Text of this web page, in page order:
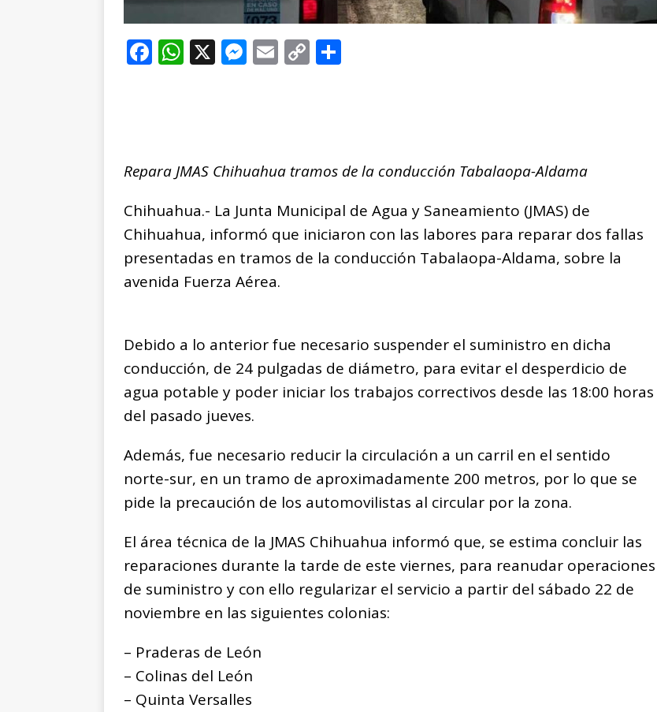
F
o
o
k
W
p
p
X M
g
e
r
E C
n
k
ti
r
Repara JMAS Chihuahua tramos de la conducción Tabalaopa-Aldama
Chihuahua.- La Junta Municipal de Agua y Saneamiento (JMAS) de
Chihuahua, informó que iniciaron con las labores para reparar dos fallas
presentadas en tramos de la conducción Tabalaopa-Aldama, sobre la
avenida Fuerza Aérea.
Debido a lo anterior fue necesario suspender el suministro en dicha
conducción, de 24 pulgadas de diámetro, para evitar el desperdicio de
agua potable y poder iniciar los trabajos correctivos desde las 18:00 horas
del pasado jueves.
Además, fue necesario reducir la circulación a un carril en el sentido
norte-sur, en un tramo de aproximadamente 200 metros, por lo que se
pide la precaución de los automovilistas al circular por la zona.
El área técnica de la JMAS Chihuahua informó que, se estima concluir las
reparaciones durante la tarde de este viernes, para reanudar operaciones
de suministro y con ello regularizar el servicio a partir del sábado 22 de
noviembre en las siguientes colonias:
– Praderas de León
– Colinas del León
– Quinta Versalles